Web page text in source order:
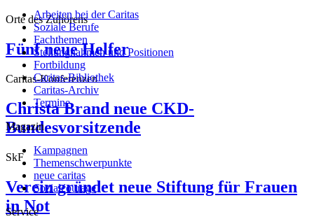
Orte des Zuhörens
Fünf neue Helfer
Caritas-Konferenzen
Christa Brand neue CKD-
Bundesvorsitzende
SkF
Verein gründet neue Stiftung für Frauen
in Not
Arbeiten bei der Caritas
Soziale Berufe
Fachthemen
Stellungnahmen und Positionen
Fortbildung
Caritas-Bibliothek
Caritas-Archiv
Termine
Magazin
Kampagnen
Themenschwerpunkte
neue caritas
Sozialcourage
Service